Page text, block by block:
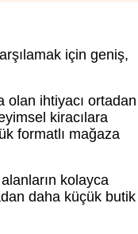
için geniş,
olan ihtiyacı ortadan
kiracılara
formatlı mağaza
kolayca
daha küçük butik